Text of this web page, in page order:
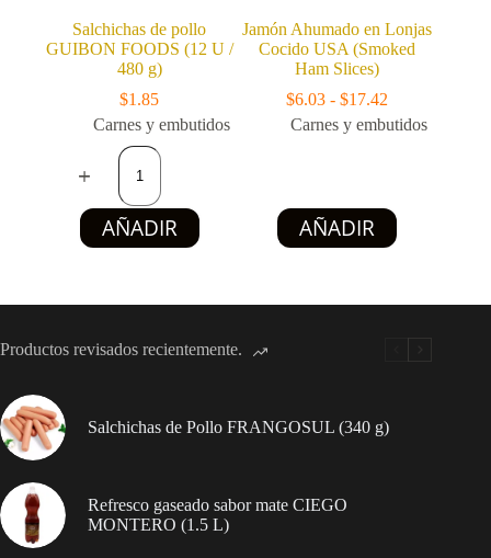
producto
Salchichas de pollo
GUIBON FOODS (12 U /
480 g)
$1.85
Carnes y embutidos
Salchichas
pollo
GUIBON
FOODS
(12
480
cantidad
AÑADIR
Jamón Ahumado en Lonjas
Cocido USA (Smoked
Ham Slices)
$6.03 - $17.42Rango
de
$17.42
Carnes y embutidos
AÑADIR
Este
producto
tiene
la
Productos revisados recientemente.
Salchichas de Pollo FRANGOSUL (340 g)
Refresco gaseado sabor mate CIEGO
MONTERO (1.5 L)